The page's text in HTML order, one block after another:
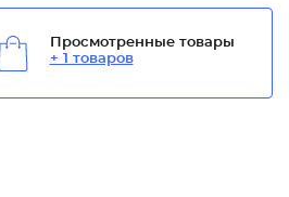
Просмотренные товары
+ 1 товаров